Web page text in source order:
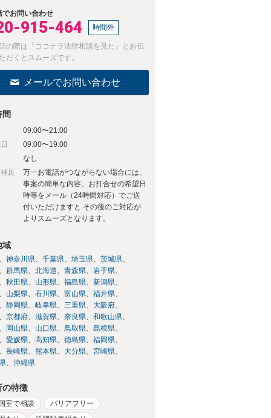
でお問い合わせ
915-464 時間外
の際は「ココナラ法律相談を見た」とお伝
だくとスムーズです。
メールでお問い合わせ
09:00〜21:00
09:00〜19:00
なし
足
万一お電話がつながらない場合には、
事案の簡単な内容、お打合せの希望日
時等をメール（24時間対応）でご送
付いただけますと その後のご対応が
よりスムーズとなります。
域
神奈川県 千葉県 埼玉県
茨城県
群馬県 北海道 青森県
岩手県
秋田県 山形県 福島県
新潟県
山梨県 石川県 富山県
福井県
静岡県 岐阜県 三重県
大阪府
京都府 滋賀県 奈良県
和歌山県
岡山県 山口県 鳥取県
島根県
愛媛県 高知県 徳島県
福岡県
長崎県 熊本県 大分県
宮崎県
沖縄県
の特徴
室で相談
バリアフリー